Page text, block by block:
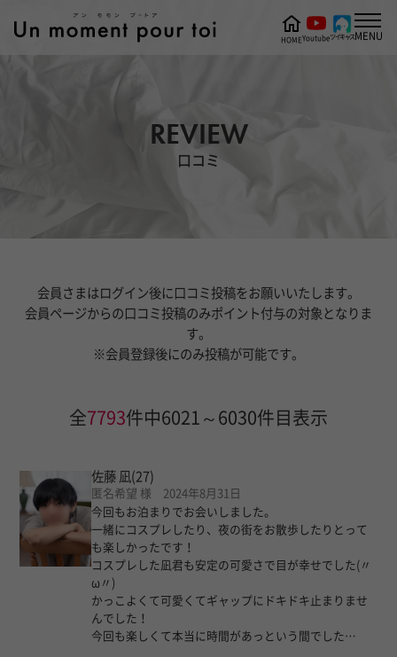
REVIEW
口コミ
HOMEYoutubeツイキャスMENU
会員さまはログイン後に口コミ投稿をお願いいたします。
会員ページからの口コミ投稿のみポイント付与の対象となりま
す。
※会員登録後にのみ投稿が可能です。
全7793件中6021～6030件目表示
佐藤 凪 (27)
匿名希望 様 2024年8月31日
今回もお泊まりでお会いしました。
一緒にコスプレしたり、夜の街をお散歩したりとって
も楽しかったです！
コスプレした凪君も安定の可愛さで目が幸せでした(〃
ω〃)
かっこよくて可愛くてギャップにドキドキ止まりませ
んでした！
今回も楽しくて本当に時間があっという間でした…